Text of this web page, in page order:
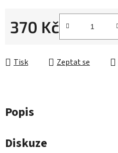
370 Kč
Tisk Zeptat se
Popis
Diskuze